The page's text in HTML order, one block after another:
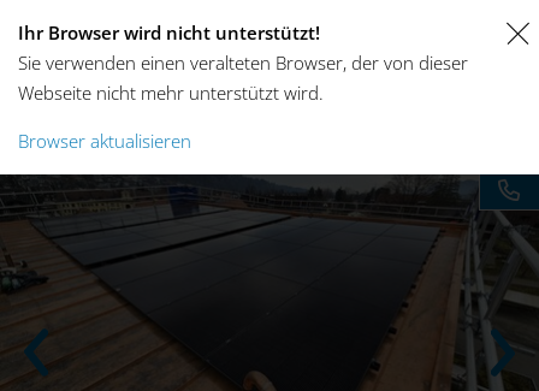
Ihr Browser wird nicht unterstützt!
Sie verwenden einen veralteten Browser, der von dieser
Webseite nicht mehr unterstützt wird.
Browser aktualisieren